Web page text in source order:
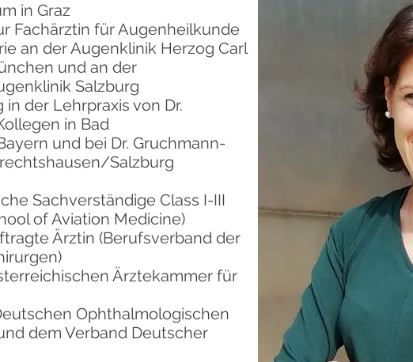
in Graz
Fachärztin für Augenheilkunde
an der Augenklinik Herzog Carl
und an der
Salzburg
der Lehrpraxis von Dr.
in Bad
und bei Dr. Gruchmann-
Salzburg
Sachverständige Class I-III
of Aviation Medicine)
Ärztin (Berufsverband der
Ärztekammer für
Ophthalmologischen
dem Verband Deutscher